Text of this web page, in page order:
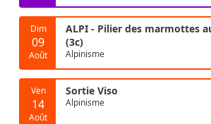
Dim
09
Août
ALPI - Pilier des marmottes
(3c)
Alpinisme
Ven
14
Août
Sortie Viso
Alpinisme